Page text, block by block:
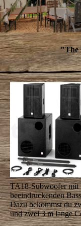
"The
TA18-Subwoofer mit
beeindruckenden
Dazu bekommst du
und zwei 3 m lange